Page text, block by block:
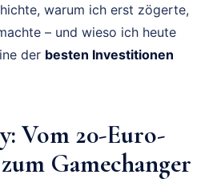
warum ich erst zögerte,
– und wieso ich heute
der besten Investitionen
Vom 20-Euro-
Gamechanger